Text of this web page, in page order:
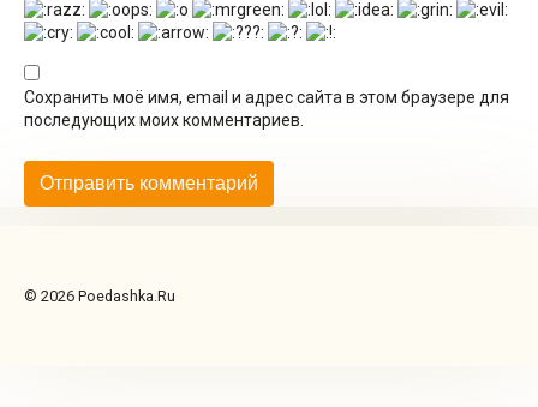
Сохранить моё имя, email и адрес сайта в этом браузере для
последующих моих комментариев.
© 2026 Poedashka.Ru